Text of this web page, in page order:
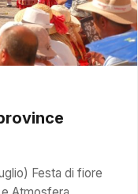
Festa di fiore